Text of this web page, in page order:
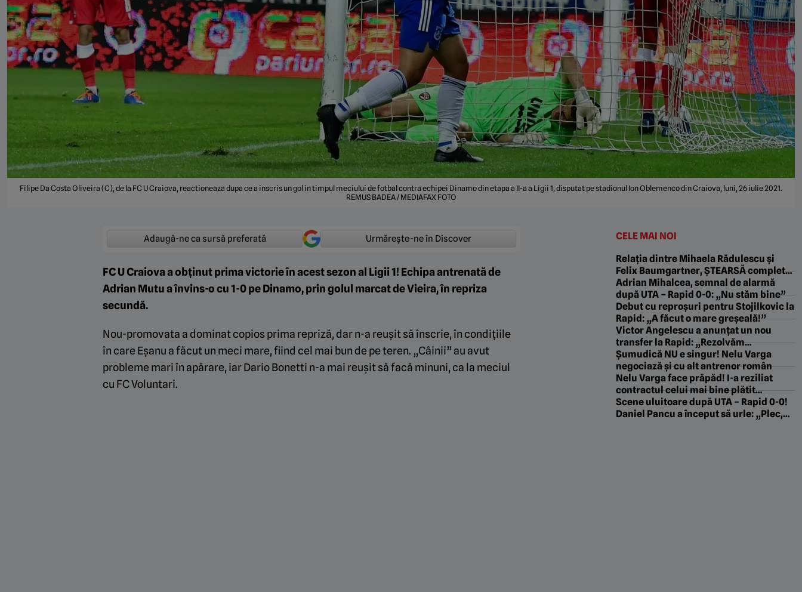
Filipe Da Costa Oliveira (C), de la FC U Craiova, reactioneaza dupa ce a inscris un gol in timpul meciului de fotbal contra echipei Dinamo din etapa a II-a a Ligii 1, disputat pe stadionul Ion Oblemenco din Craiova, luni, 26 iulie 2021.
REMUS BADEA / MEDIAFAX FOTO
Adaugă-ne ca sursă preferată Urmărește-ne în Discover
FC U Craiova a obținut prima victorie în acest sezon al Ligii 1! Echipa antrenată de
Adrian Mutu a învins-o cu 1-0 pe Dinamo, prin golul marcat de Vieira, în repriza
secundă.
Nou-promovata a dominat copios prima repriză, dar n-a reușit să înscrie, în condițiile
în care Eșanu a făcut un meci mare, fiind cel mai bun de pe teren. „Câinii” au avut
probleme mari în apărare, iar Dario Bonetti n-a mai reușit să facă minuni, ca la meciul
cu FC Voluntari.
CELE MAI NOI
Relația dintre Mihaela Rădulescu și
Felix Baumgartner, ȘTEARSĂ complet
din biografia campionului! „Nu vrea ca
lumea să știe că a iubit fata din
România!”
Adrian Mihalcea, semnal de alarmă
după UTA – Rapid 0-0: „Nu stăm bine”
Debut cu reproșuri pentru Stojilkovic la
Rapid: „A făcut o mare greșeală!”
Victor Angelescu a anunțat un nou
transfer la Rapid: „Rezolvăm
săptămâna viitoare”
Şumudică NU e singur! Nelu Varga
negociază şi cu alt antrenor român
Nelu Varga face prăpăd! I-a reziliat
contractul celui mai bine plătit
fotbalist de la CFR Cluj
Scene uluitoare după UTA – Rapid 0-0!
Daniel Pancu a început să urle: „Plec,